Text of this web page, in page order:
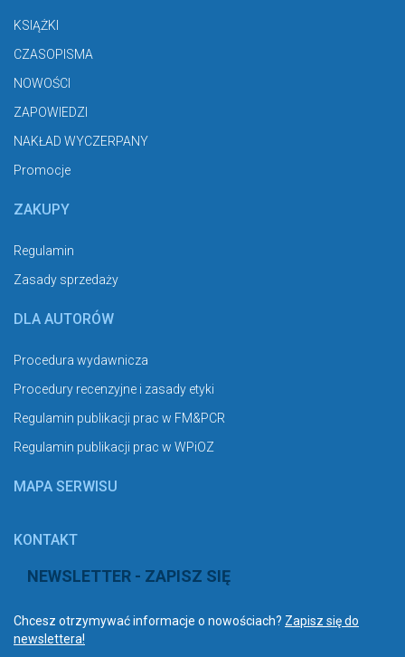
KSIĄŻKI
CZASOPISMA
NOWOŚCI
ZAPOWIEDZI
NAKŁAD WYCZERPANY
Promocje
ZAKUPY
Regulamin
Zasady sprzedaży
DLA AUTORÓW
Procedura wydawnicza
Procedury recenzyjne i zasady etyki
Regulamin publikacji prac w FM&PCR
Regulamin publikacji prac w WPiOZ
MAPA SERWISU
KONTAKT
NEWSLETTER - ZAPISZ SIĘ
Chcesz otrzymywać informacje o nowościach? Zapisz się do
newslettera!